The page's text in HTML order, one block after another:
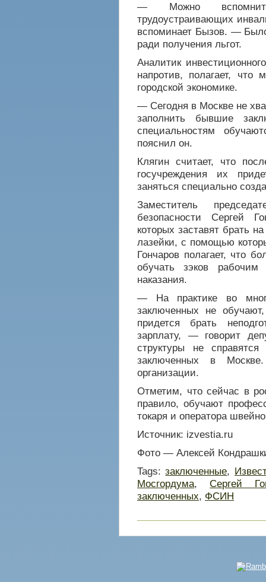
— Можно
трудоустраивающих
вспоминает Бызов. —
ради получения льгот.
Аналитик
напротив, полагает,
городской экономике.
— Сегодня в Москве не
заполнить бывшие
специальностям
пояснил он.
Клягин считает, что
госучреждения их
заняться специально
Заместитель
безопасности Сергей
которых заставят брать
лазейки, с помощью
Гончаров полагает, что
обучать зэков
наказания.
— На практике во
заключенных не
придется брать
зарплату, — говорит
структуры не
заключенных в
организации.
Отметим, что сейчас в
правило, обучают
токаря и оператора
Источник: izvestia.ru
Фото — Алексей
Tags:заключенные,
Мосгордума,Сергей
заключенных, ФСИН